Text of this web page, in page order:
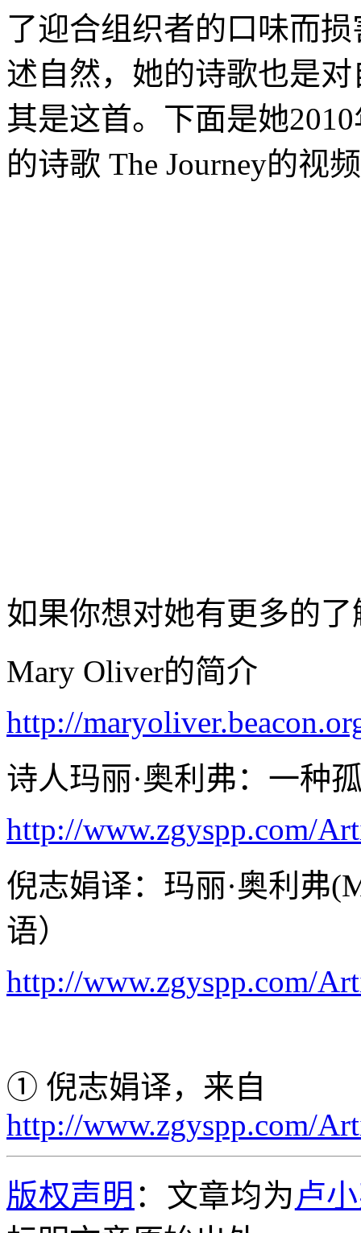
了迎合组织者的口味而
述自然，她的诗歌也是
其是这首。下面是她
的诗歌 The Journey的视
如果你想对她有更多的
Mary Oliver的简介
http://
诗人玛丽·奥利弗：一种
http://www.zgyspp.com/
倪志娟译：玛丽·奥利弗
语）
http://www.zgyspp.com/
① 倪志娟译，来自
http://www.zgyspp.com/
版权声明 ：文章均为卢